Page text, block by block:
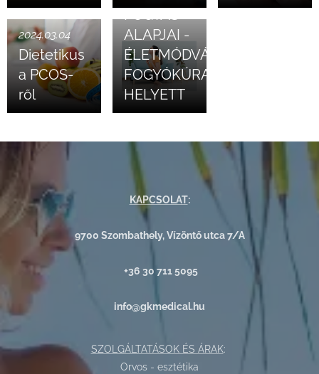
2024.03.04
Dietetikus
a PCOS-
ről
ALAPJAI -
ÉLETMÓDVÁLTÁS
FOGYÓKÚRA
HELYETT
KAPCSOLAT:
9700 Szombathely, Vízöntő utca 7/A
+36 30 711 5095
info@gkmedical.hu
SZOLGÁLTATÁSOK ÉS ÁRAK:
Orvos - esztétika